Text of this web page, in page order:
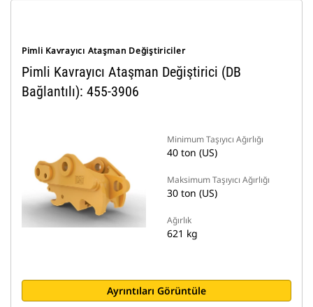
Pimli Kavrayıcı Ataşman Değiştiriciler
Pimli Kavrayıcı Ataşman Değiştirici (DB
Bağlantılı): 455-3906
Minimum Taşıyıcı Ağırlığı
40 ton (US)
Maksimum Taşıyıcı Ağırlığı
30 ton (US)
Ağırlık
621 kg
Ayrıntıları Görüntüle